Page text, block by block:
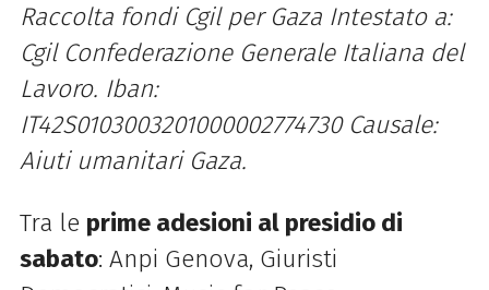
Raccolta fondi Cgil per Gaza Intestato a:
Cgil Confederazione Generale Italiana del
Lavoro. Iban:
IT42S0103003201000002774730 Causale:
Aiuti umanitari Gaza.
Tra le prime adesioni al presidio di
sabato: Anpi Genova, Giuristi